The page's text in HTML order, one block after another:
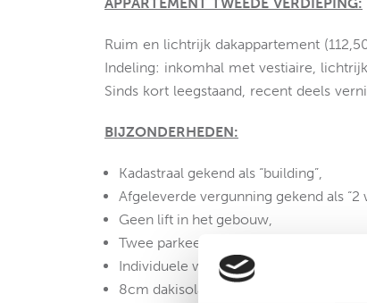
APPARTEMENT TWEEDE VERDIEPING:
Ruim en lichtrijk dakappartement
Indeling: inkomhal met vestiaire,
Sinds kort leegstaand, recent deels
BIJZONDERHEDEN:
Kadastraal gekend als “building”,
Afgeleverde vergunning gekend als
Geen lift in het gebouw,
Twee parkeerplaatsen voor het
Individuele water-, elektriciteit-, en
8cm dakisolatie,